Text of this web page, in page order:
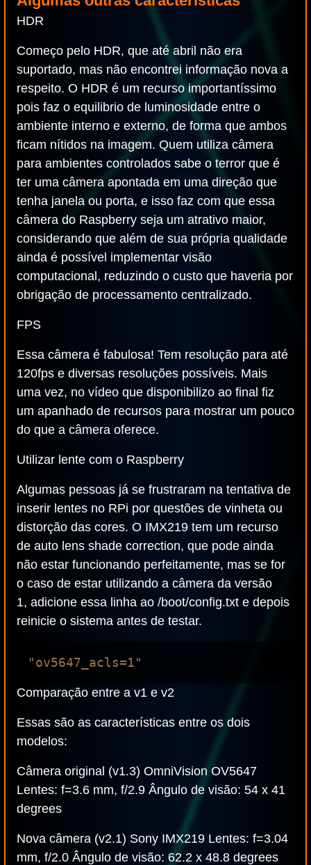
HDR
Começo pelo HDR, que até abril não era
suportado, mas não encontrei informação nova a
respeito. O HDR é um recurso importantíssimo
pois faz o equilibrio de luminosidade entre o
ambiente interno e externo, de forma que ambos
ficam nítidos na imagem. Quem utiliza câmera
para ambientes controlados sabe o terror que é
ter uma câmera apontada em uma direção que
tenha janela ou porta, e isso faz com que essa
câmera do Raspberry seja um atrativo maior,
considerando que além de sua própria qualidade
ainda é possível implementar visão
computacional, reduzindo o custo que haveria por
obrigação de processamento centralizado.
FPS
Essa câmera é fabulosa! Tem resolução para até
120fps e diversas resoluções possíveis. Mais
uma vez, no vídeo que disponibilizo ao final fiz
um apanhado de recursos para mostrar um pouco
do que a câmera oferece.
Utilizar lente com o Raspberry
Algumas pessoas já se frustraram na tentativa de
inserir lentes no RPi por questões de vinheta ou
distorção das cores. O IMX219 tem um recurso
de auto lens shade correction, que pode ainda
não estar funcionando perfeitamente, mas se for
o caso de estar utilizando a câmera da versão
1, adicione essa linha ao /boot/config.txt e depois
reinicie o sistema antes de testar.
Comparação entre a v1 e v2
Essas são as características entre os dois
modelos:
Câmera original (v1.3) OmniVision OV5647
Lentes: f=3.6 mm, f/2.9 Ângulo de visão: 54 x 41
degrees
Nova câmera (v2.1) Sony IMX219 Lentes: f=3.04
mm, f/2.0 Ângulo de visão: 62.2 x 48.8 degrees